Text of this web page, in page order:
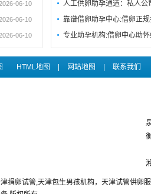
06-10
06-10
06-10
人工供卵助孕通道：私人公
靠谱借卵助孕中心:借卵正
专业助孕机构:借卵中心助
HTML地图 网站地图 联系我们
捐卵试管,天津包生男孩机构，天津试管供卵服